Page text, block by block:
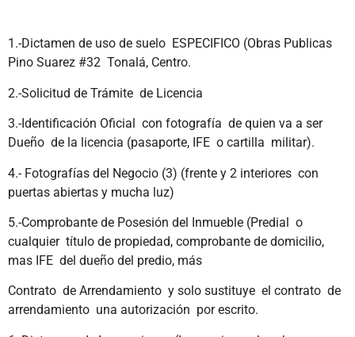
1.-Dictamen de uso de suelo ESPECIFICO (Obras Publicas
Pino Suarez #32 Tonalá, Centro.
2.-Solicitud de Trámite de Licencia
3.-Identificación Oficial con fotografía de quien va a ser
Dueño de la licencia (pasaporte, IFE o cartilla militar).
4.- Fotografías del Negocio (3) (frente y 2 interiores con
puertas abiertas y mucha luz)
5.-Comprobante de Posesión del Inmueble (Predial o
cualquier título de propiedad, comprobante de domicilio,
mas IFE del dueño del predio, más
Contrato de Arrendamiento y solo sustituye el contrato de
arrendamiento una autorización por escrito.